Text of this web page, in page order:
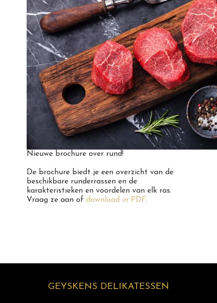
Nieuwe brochure over rund!
De brochure biedt je een overzicht van de
beschikbare runderrassen en de
karakteristieken en voordelen van elk ras.
Vraag ze aan of download in PDF.
GEYSKENS DELIKATESSEN